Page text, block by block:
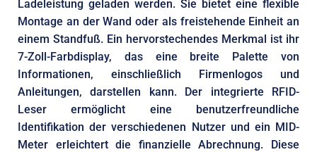
Ladeleistung geladen werden. Sie bietet eine flexible
Montage an der Wand oder als freistehende Einheit an
einem Standfuß. Ein hervorstechendes Merkmal ist ihr
7-Zoll-Farbdisplay, das eine breite Palette von
Informationen, einschließlich Firmenlogos und
Anleitungen, darstellen kann. Der integrierte RFID-
Leser ermöglicht eine benutzerfreundliche
Identifikation der verschiedenen Nutzer und ein MID-
Meter erleichtert die finanzielle Abrechnung. Diese